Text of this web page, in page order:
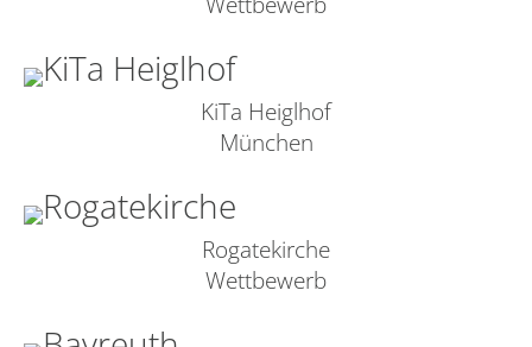
KiTa Heiglhof
München
Rogatekirche
Wettbewerb